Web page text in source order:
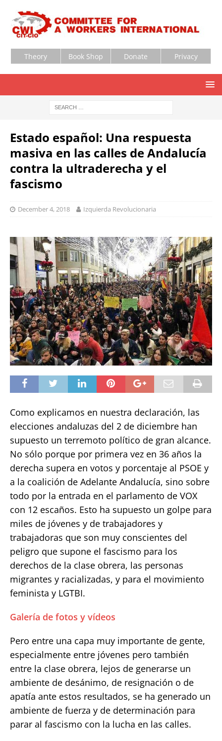
Theory Book Shop Donate Privacy
Estado español: Una respuesta
masiva en las calles de Andalucía
contra la ultraderecha y el
fascismo
December 4, 2018 Izquierda Revolucionaria
Como explicamos en nuestra declaración, las
elecciones andaluzas del 2 de diciembre han
supuesto un terremoto político de gran alcance.
No sólo porque por primera vez en 36 años la
derecha supera en votos y porcentaje al PSOE y
a la coalición de Adelante Andalucía, sino sobre
todo por la entrada en el parlamento de VOX
con 12 escaños. Esto ha supuesto un golpe para
miles de jóvenes y de trabajadores y
trabajadoras que son muy conscientes del
peligro que supone el fascismo para los
derechos de la clase obrera, las personas
migrantes y racializadas, y para el movimiento
feminista y LGTBI.
Galería de fotos y vídeos
Pero entre una capa muy importante de gente,
especialmente entre jóvenes pero también
entre la clase obrera, lejos de generarse un
ambiente de desánimo, de resignación o de
apatía ante estos resultados, se ha generado un
ambiente de fuerza y de determinación para
parar al fascismo con la lucha en las calles.